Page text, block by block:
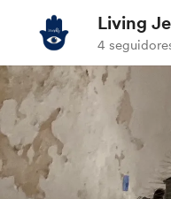
Living
4